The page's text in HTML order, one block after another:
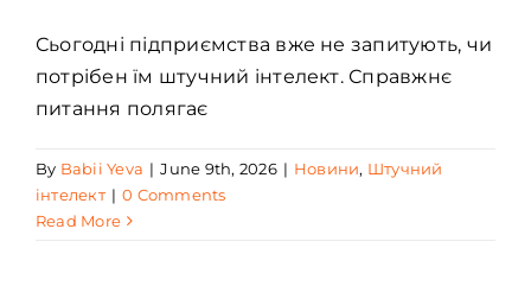
Сьогодні підприємства вже не запитують, чи
потрібен їм штучний інтелект. Справжнє
питання полягає
By Babii Yeva | June 9th, 2026 | Новини, Штучний
інтелект | 0 Comments
Read More